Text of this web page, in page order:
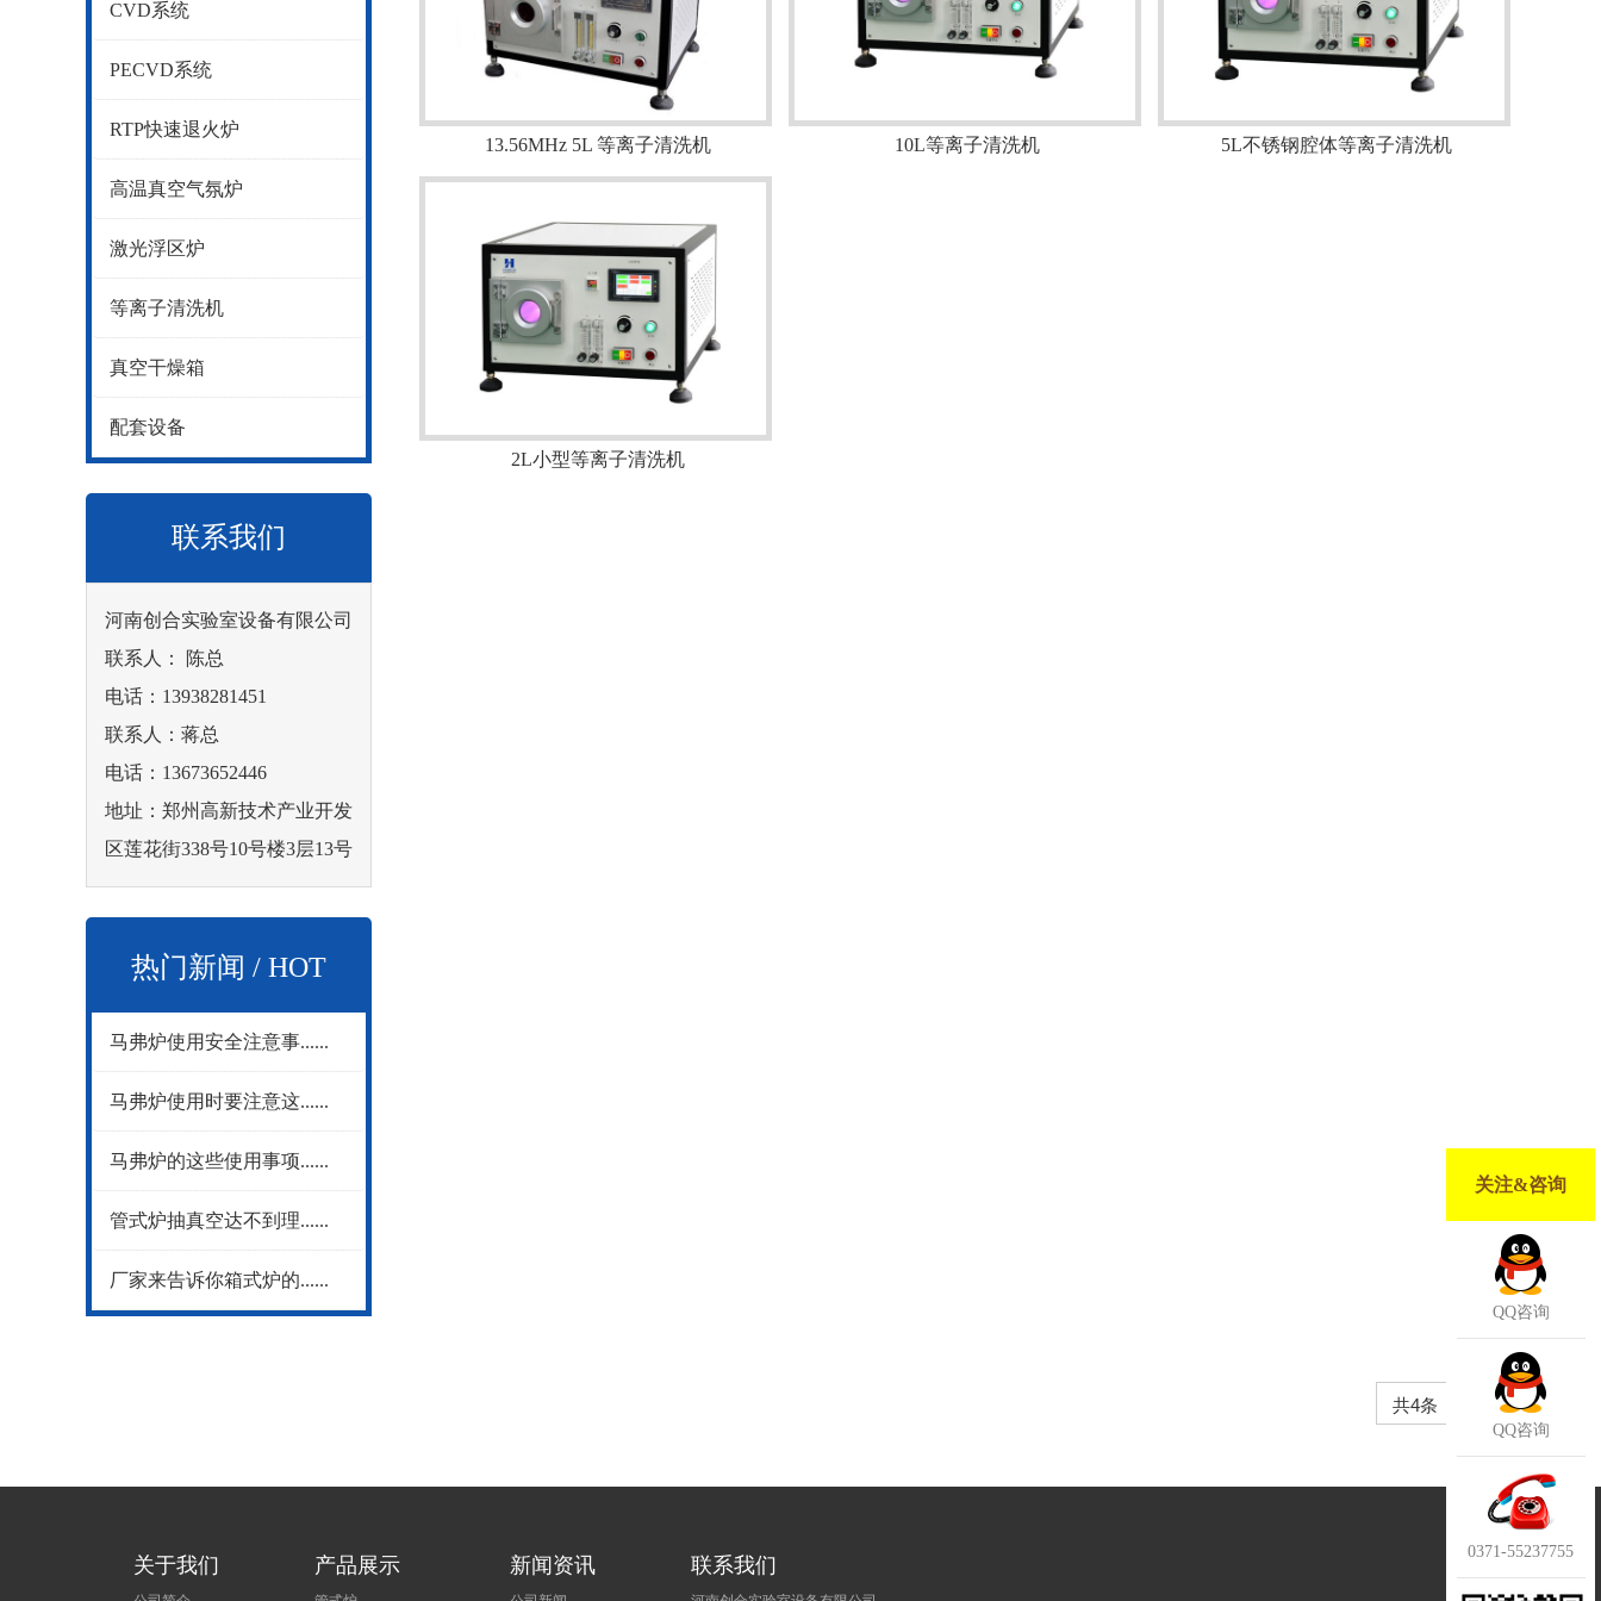
CVD系统
PECVD系统
RTP快速退火炉
高温真空气氛炉
激光浮区炉
等离子清洗机
真空干燥箱
配套设备
联系我们
河南创合实验室设备有限公司
联系人： 陈总
电话：13938281451
联系人：蒋总
电话：13673652446
地址：郑州高新技术产业开发
区莲花街338号10号楼3层13号
热门新闻 / HOT
NEWS
马弗炉使用安全注意事......
马弗炉使用时要注意这......
马弗炉的这些使用事项......
管式炉抽真空达不到理......
厂家来告诉你箱式炉的......
13.56MHz 5L 等离子清洗机 10L等离子清洗机 5L不锈钢腔体等离子清洗机
2L小型等离子清洗机
共4条
关于我们 产品展示 新闻资讯 联系我们
关注&咨询
QQ咨询
QQ咨询
0371-55237755